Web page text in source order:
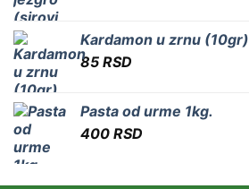
Kardamon u zrnu (10gr)
85 RSD
Pasta od urme 1kg.
400 RSD